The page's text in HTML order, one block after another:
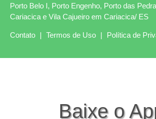
Porto Belo I, Porto Engenho, Porto das
Cariacica e Vila Cajueiro em Cariacica/ ES
Contato | Termos de Uso | Política de
Baixe o